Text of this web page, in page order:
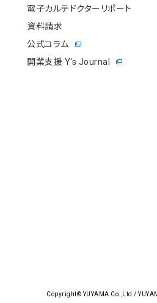
電⼦カルテドクターリポート
資料請求
公式コラム
開業⽀援 Y's Journal
Copyright© YUYAMA Co.,Ltd /